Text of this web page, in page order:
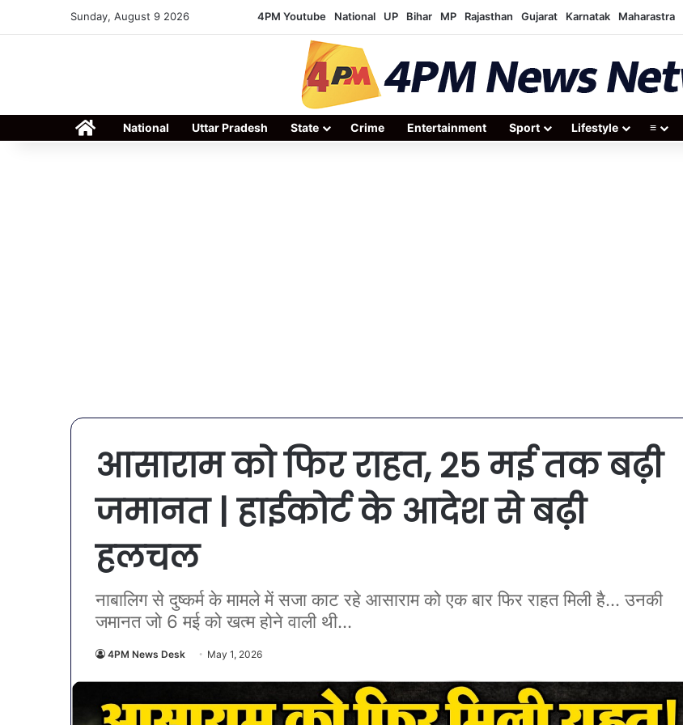
Sunday, August 9 2026 4PM Youtube National UP Bihar MP Rajasthan Gujarat Karnatak Maharastra
HomeNational Uttar Pradesh State Crime Entertainment Sport Lifestyle ≡
आसाराम को फिर राहत, 25 मई तक बढ़ी
जमानत | हाईकोर्ट के आदेश से बढ़ी
हलचल
नाबालिग से दुष्कर्म के मामले में सजा काट रहे आसाराम को एक बार फिर राहत मिली है... उनकी
जमानत जो 6 मई को खत्म होने वाली थी...
4PM News Desk May 1, 2026